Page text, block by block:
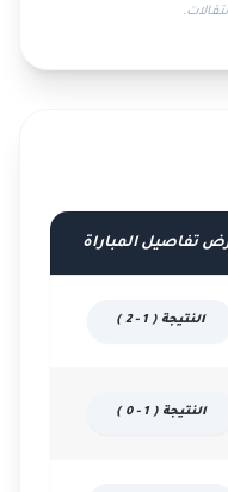
تفاصيل المباراة
النتيجة ( 1 - 2 )
النتيجة ( 1 - 0 )